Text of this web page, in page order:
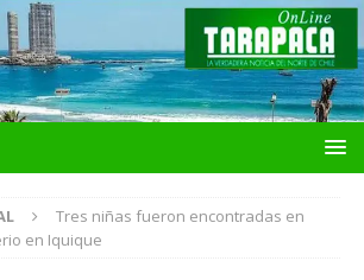
Tres niñas fueron encontradas en
en Iquique